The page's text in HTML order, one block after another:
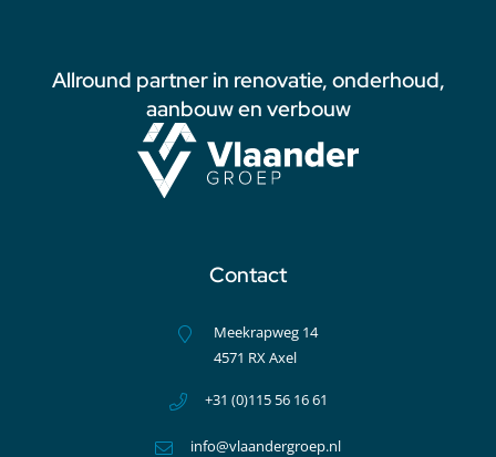
Allround partner in renovatie, onderhoud,
aanbouw en verbouw
Contact
Meekrapweg 14
4571 RX Axel
+31 (0)115 56 16 61
info@vlaandergroep.nl